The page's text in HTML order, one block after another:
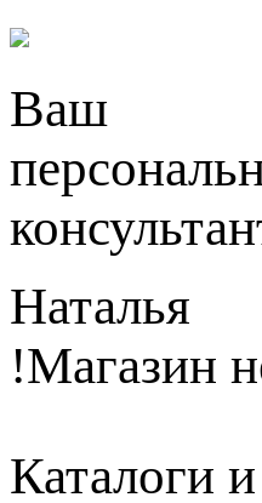
Ваш
Наталья
!Магазин
Каталоги